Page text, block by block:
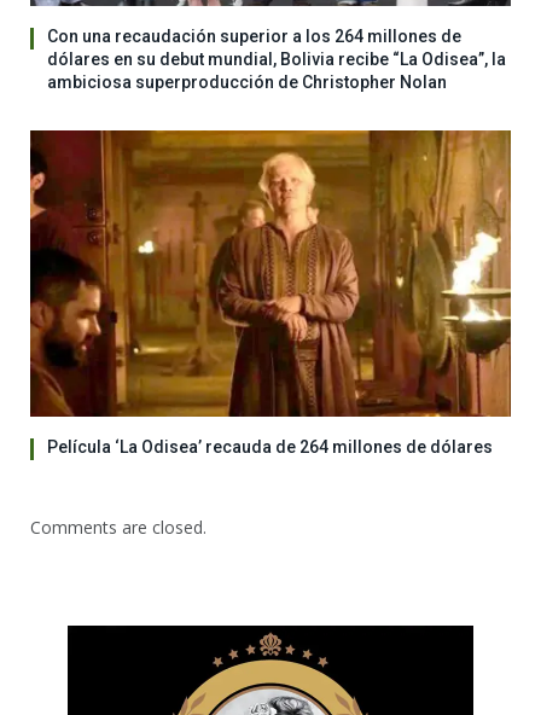
Con una recaudación superior a los 264 millones de
dólares en su debut mundial, Bolivia recibe “La Odisea”, la
ambiciosa superproducción de Christopher Nolan
Película ‘La Odisea’ recauda de 264 millones de dólares
Comments are closed.